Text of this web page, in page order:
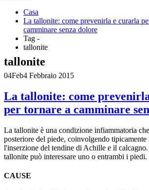
Casa
La tallonite: come prevenirla e curarla
camminare senza dolore
Tag -
tallonite
tallonite
04Feb4 Febbraio 2015
La tallonite: come
per tornare a camminare
La tallonite è una condizione infiammatoria
posteriore del piede, coinvolgendo tipicamente
l'inserzione del tendine di Achille e il
tallonite può interessare uno o entrambi i piedi.
CAUSE